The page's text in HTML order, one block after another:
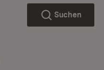
Suchen